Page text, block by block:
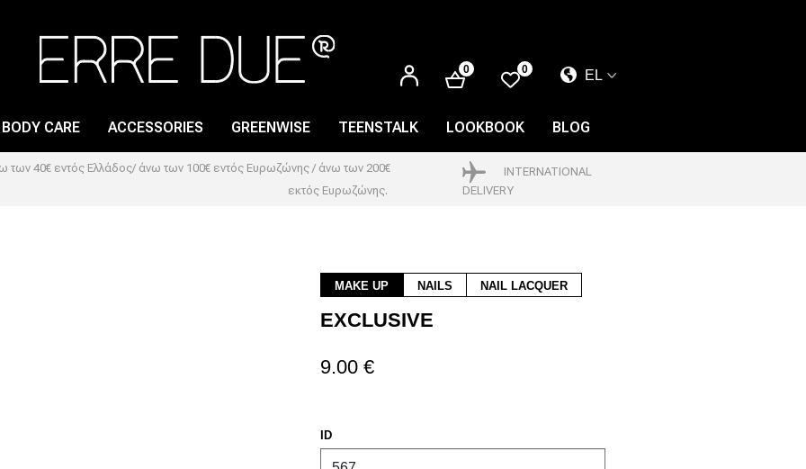
ΕΊΣΟΔΟΣ0 0
EL
EN
NAIL POLISH REMOVER
BODY CARE ACCESSORIES GREENWISE TEENSTALK LOOKBOOK BLOG
40€ εντός Ελλάδος/ άνω των 100€ εντός Ευρωζώνης / άνω των 200€
εκτός Ευρωζώνης.
INTERNATIONAL
DELIVERY
MAKE UP NAILS NAIL LACQUER
EXCLUSIVE
9.00 €
ID